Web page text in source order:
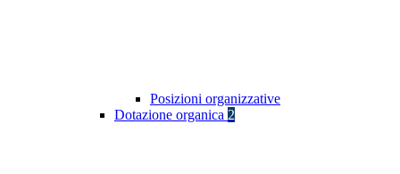
Posizioni organizzative
Dotazione organica 2